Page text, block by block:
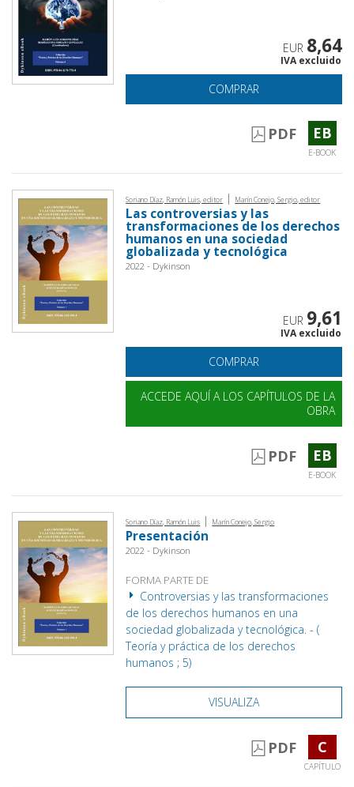
EUR 8,64
IVA excluido
COMPRAR
PDF EB
E-BOOK
Soriano Díaz, Ramón Luis, editor | Marín Conejo, Sergio, editor
Las controversias y las
transformaciones de los derechos
humanos en una sociedad
globalizada y tecnológica
2022 - Dykinson
EUR 9,61
IVA excluido
COMPRAR
ACCEDE AQUÍ A LOS CAPÍTULOS DE LA
OBRA
PDF EB
E-BOOK
Soriano Díaz, Ramón Luis | Marín Conejo, Sergio
Presentación
2022 - Dykinson
FORMA PARTE DE
Controversias y las transformaciones
de los derechos humanos en una
sociedad globalizada y tecnológica. - (
Teoría y práctica de los derechos
humanos ; 5)
VISUALIZA
PDF C
CAPÍTULO